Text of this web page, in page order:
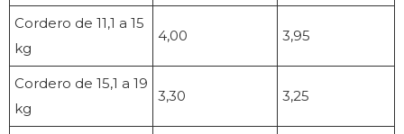
Cordero de 11,1 a 15
kg
4,00 3,95
Cordero de 15,1 a 19
kg
3,30 3,25